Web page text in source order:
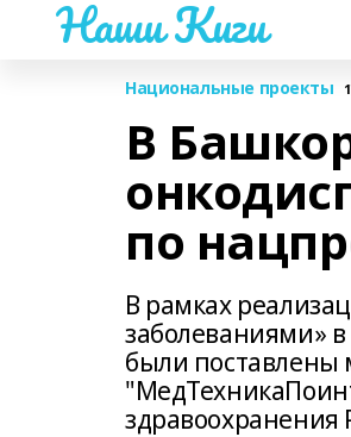
Наши Киги
Национальные проекты
В
по
В рамках
заболеваниями»
были поставлены
здравоохранения